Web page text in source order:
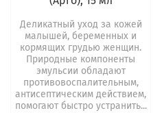
Деликатный уход за кожей
малышей, беременных и
кормящих грудью женщин.
Природные компоненты
эмульсии обладают
противовоспалительным,
антисептическим действием,
помогают быстро устранить...